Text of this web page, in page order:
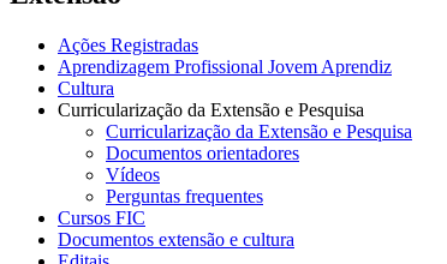
Ações Registradas
Aprendizagem Profissional Jovem Aprendiz
Cultura
Curricularização da Extensão e Pesquisa
Curricularização da Extensão e Pesquisa
Documentos orientadores
Vídeos
Perguntas frequentes
Cursos FIC
Documentos extensão e cultura